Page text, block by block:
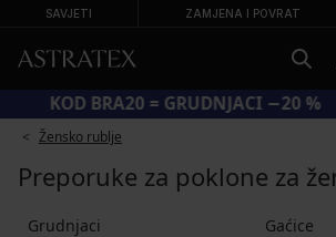
SAVJETI ZAMJENA I POVRAT
KOD BRA20 = GRUDNJACI
Žensko rublje
Preporuke za poklone za
Grudnjaci Gaćice